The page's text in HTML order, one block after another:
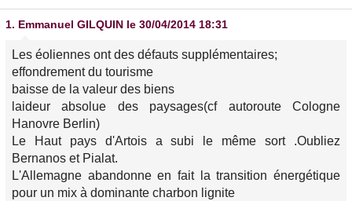
1. Emmanuel GILQUIN le 30/04/2014 18:31
Les éoliennes ont des défauts supplémentaires;
effondrement du tourisme
baisse de la valeur des biens
laideur absolue des paysages(cf autoroute Cologne
Hanovre Berlin)
Le Haut pays d'Artois a subi le même sort .Oubliez
Bernanos et Pialat.
L'Allemagne abandonne en fait la transition énergétique
pour un mix à dominante charbon lignite